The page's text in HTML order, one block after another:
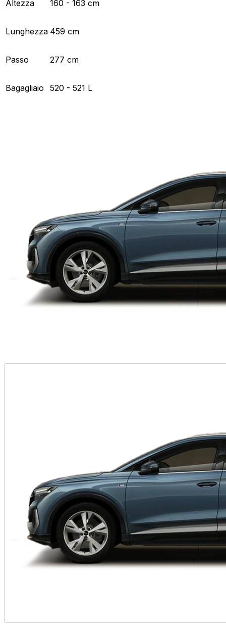
Altezza 160 - 163 cm
Lunghezza 459 cm
Passo 277 cm
Bagagliaio 520 - 521 L